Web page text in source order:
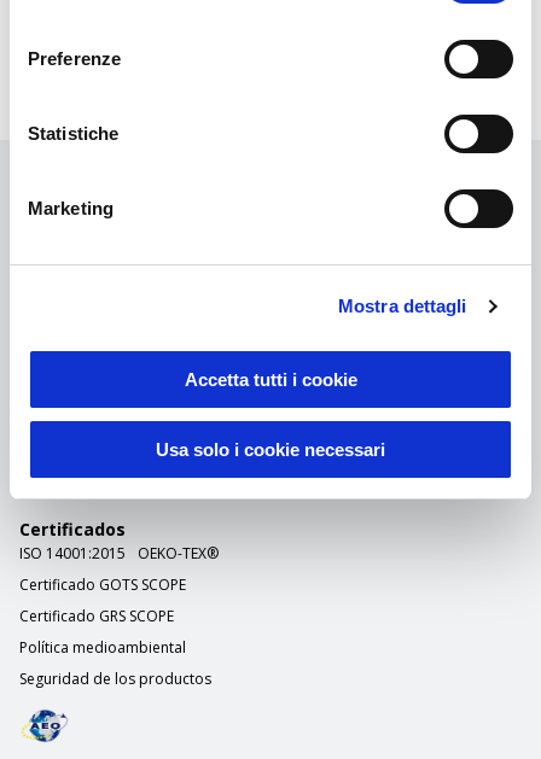
Preferenze
Statistiche
Marketing
Mostra dettagli
Accetta tutti i cookie
Usa solo i cookie necessari
Equipo especializado al
Los expertos en gadgets
Servicios
Ayuda
Certificados
ISO 14001:2015
OEKO-TEX®
Certificado GOTS SCOPE
Certificado GRS SCOPE
Política medioambiental
Seguridad de los productos